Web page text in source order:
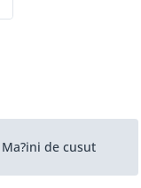
Ma?ini de cusut